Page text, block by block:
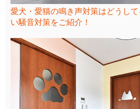
愛犬・愛猫の鳴き声対策はどうし
い騒音対策をご紹介！